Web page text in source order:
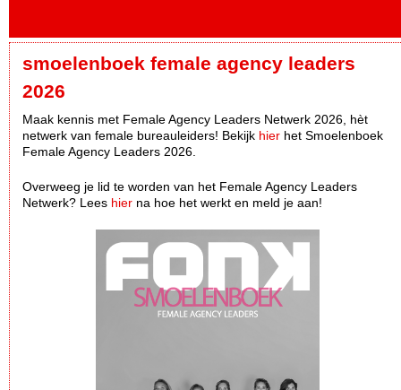
smoelenboek female agency leaders
2026
Maak kennis met Female Agency Leaders Netwerk 2026, hèt
netwerk van female bureauleiders! Bekijk hier het Smoelenboek
Female Agency Leaders 2026.
Overweeg je lid te worden van het Female Agency Leaders
Netwerk? Lees hier na hoe het werkt en meld je aan!